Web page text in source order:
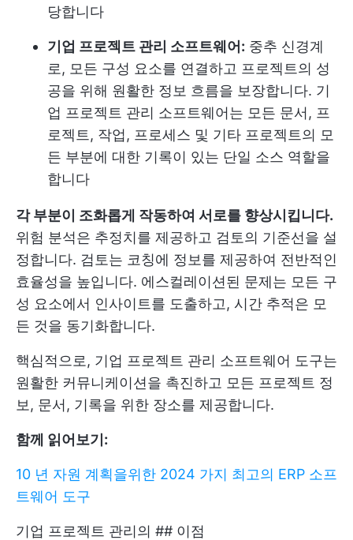
당합니다
기업 프로젝트 관리 소프트웨어: 중추 신경계
로, 모든 구성 요소를 연결하고 프로젝트의 성
공을 위해 원활한 정보 흐름을 보장합니다. 기
업 프로젝트 관리 소프트웨어는 모든 문서, 프
로젝트, 작업, 프로세스 및 기타 프로젝트의 모
든 부분에 대한 기록이 있는 단일 소스 역할을
합니다
각 부분이 조화롭게 작동하여 서로를 향상시킵니다.
위험 분석은 추정치를 제공하고 검토의 기준선을 설
정합니다. 검토는 코칭에 정보를 제공하여 전반적인
효율성을 높입니다. 에스컬레이션된 문제는 모든 구
성 요소에서 인사이트를 도출하고, 시간 추적은 모
든 것을 동기화합니다.
핵심적으로, 기업 프로젝트 관리 소프트웨어 도구는
원활한 커뮤니케이션을 촉진하고 모든 프로젝트 정
보, 문서, 기록을 위한 장소를 제공합니다.
함께 읽어보기:
10 년 자원 계획을위한 2024 가지 최고의 ERP 소프
트웨어 도구
기업 프로젝트 관리의 ## 이점